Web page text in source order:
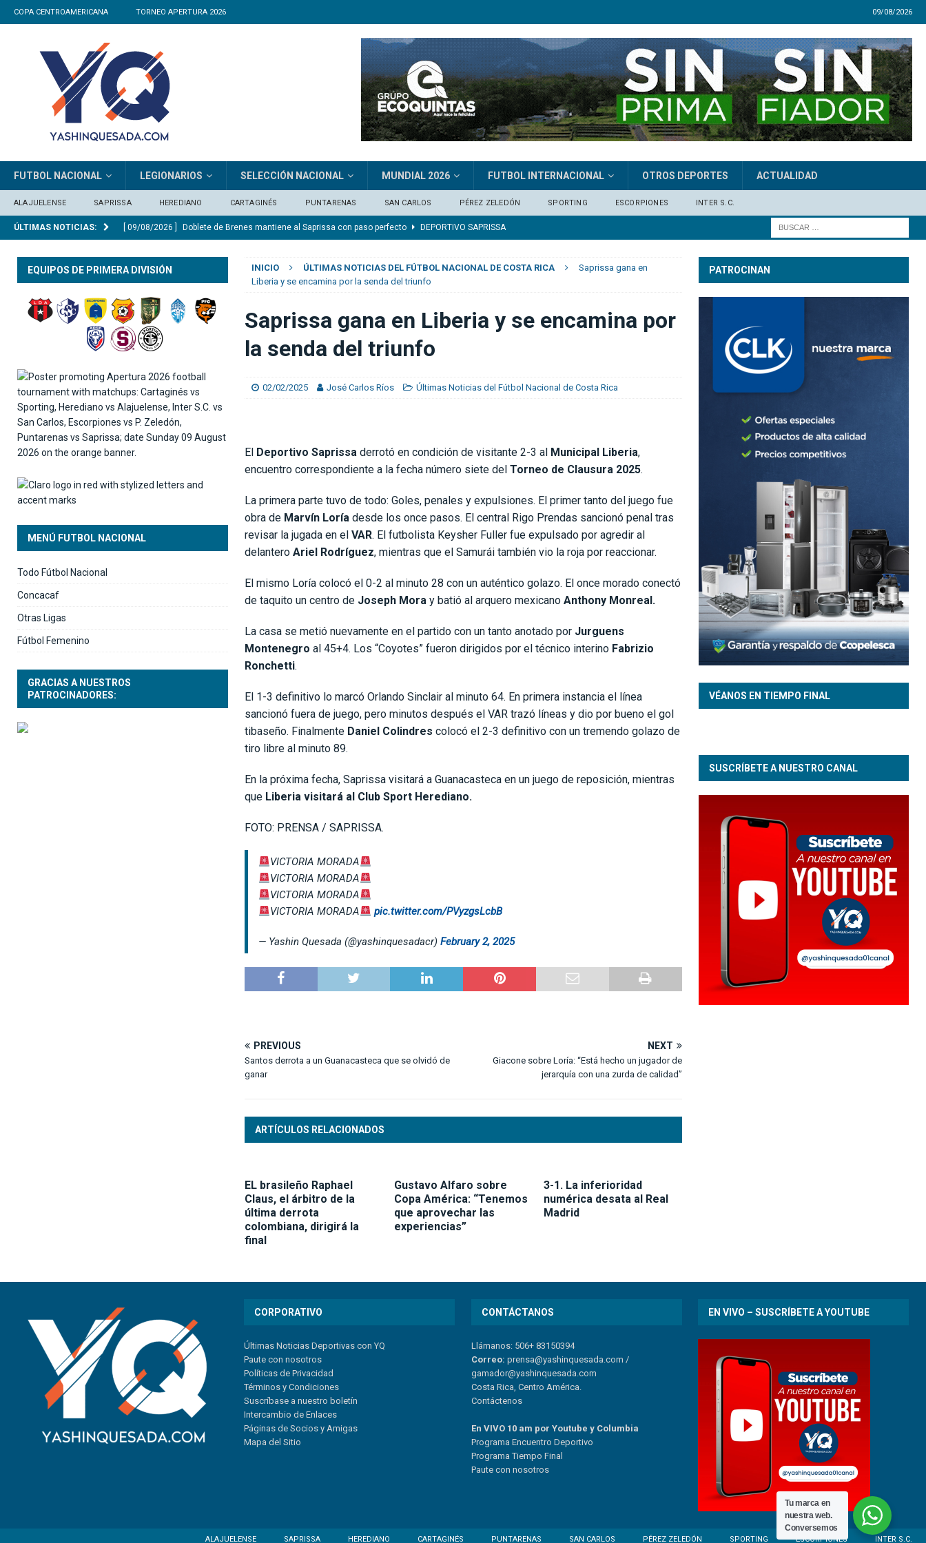
COPA CENTROAMERICANA TORNEO APERTURA 2026 09/08/2026
FUTBOL NACIONAL LEGIONARIOS SELECCIÓN NACIONAL MUNDIAL 2026 FUTBOL INTERNACIONAL OTROS DEPORTES ACTUALIDAD
ALAJUELENSE SAPRISSA HEREDIANO CARTAGINÉS PUNTARENAS SAN CARLOS PÉREZ ZELEDÓN SPORTING ESCORPIONES INTER S.C.
ÚLTIMAS NOTICIAS: [ 09/08/2026 ] Doblete de Brenes mantiene al Saprissa con paso perfecto DEPORTIVO SAPRISSA
[ 08/08/2026 ]
[ 07/08/2026 ] Cartaginés venció a Sporting y borró sus fantasmas
[ 09/08/2026 ] Alajuelense humilló al campeón nacional CLUB SPORT HEREDIANO
INICIO ÚLTIMAS NOTICIAS DEL FÚTBOL NACIONAL DE COSTA RICA
Saprissa gana en
Liberia y se encamina por la senda del triunfo
Saprissa gana en Liberia y se encamina por
la senda del triunfo
02/02/2025 José Carlos Ríos Últimas Noticias del Fútbol Nacional de Costa Rica
El Deportivo Saprissaderrotó en condición de visitante 2-3 al Municipal Liberia,
encuentro correspondiente a la fecha número siete del Torneo de Clausura 2025.
La primera parte tuvo de todo: Goles, penales y expulsiones. El primer tanto del juego fue
obra de Marvín Loríadesde los once pasos. El central Rigo Prendas sancionó penal tras
revisar la jugada en el VAR. El futbolista Keysher Fuller fue expulsado por agredir al
delantero Ariel Rodríguez, mientras que el Samurái también vio la roja por reaccionar.
El mismo Loría colocó el 0-2 al minuto 28 con un auténtico golazo. El once morado conectó
de taquito un centro de Joseph Moray batió al arquero mexicano Anthony Monreal.
La casa se metió nuevamente en el partido con un tanto anotado por Jurguens
Montenegro al 45+4. Los “Coyotes” fueron dirigidos por el técnico interino Fabrizio
Ronchetti.
El 1-3 definitivo lo marcó Orlando Sinclair al minuto 64. En primera instancia el línea
sancionó fuera de juego, pero minutos después el VAR trazó líneas y dio por bueno el gol
tibaseño. Finalmente Daniel Colindres colocó el 2-3 definitivo con un tremendo golazo de
tiro libre al minuto 89.
En la próxima fecha, Saprissa visitará a Guanacasteca en un juego de reposición, mientras
que Liberia visitará al Club Sport Herediano.
FOTO: PRENSA / SAPRISSA.
VICTORIA MORADA
VICTORIA MORADA
VICTORIA MORADA
VICTORIA MORADA
pic.twitter.com/PVyzgsLcbB
— Yashin Quesada (@yashinquesadacr) February 2, 2025
PREVIOUS
Santos derrota a un Guanacasteca que se olvidó de
ganar
NEXT
Giacone sobre Loría: “Está hecho un jugador de
jerarquía con una zurda de calidad”
ARTÍCULOS RELACIONADOS
EL brasileño Raphael
Claus, el árbitro de la
última derrota
colombiana, dirigirá la
final
Gustavo Alfaro sobre
Copa América: “Tenemos
que aprovechar las
experiencias”
3-1. La inferioridad
numérica desata al Real
Madrid
EQUIPOS DE PRIMERA DIVISIÓN
MENÚ FUTBOL NACIONAL
Todo Fútbol Nacional
Concacaf
Otras Ligas
Fútbol Femenino
GRACIAS A NUESTROS
PATROCINADORES:
PATROCINAN
VÉANOS EN TIEMPO FINAL
SUSCRÍBETE A NUESTRO CANAL
CORPORATIVO
Últimas Noticias Deportivas con YQ
Paute con nosotros
Políticas de Privacidad
Términos y Condiciones
Suscríbase a nuestro boletín
Intercambio de Enlaces
Páginas de Socios y Amigas
Mapa del Sitio
CONTÁCTANOS
Llámanos: 506+ 83150394
Correo: prensa@yashinquesada.com /
gamador@yashinquesada.com
Costa Rica, Centro América.
Contáctenos
En VIVO 10 am por Youtube y Columbia
Programa Encuentro Deportivo
Programa Tiempo Final
Pautecon nosotros
EN VIVO – SUSCRÍBETE A YOUTUBE
ALAJUELENSE SAPRISSA HEREDIANO CARTAGINÉS PUNTARENAS SAN CARLOS PÉREZ ZELEDÓN SPORTING ESCORPIONES INTER S.C.
Tu marca en
nuestra web.
Conversemos